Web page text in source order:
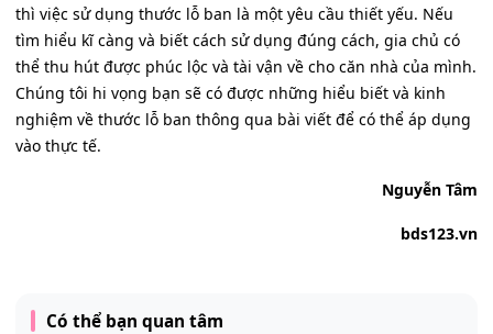
thì việc sử dụng thước lỗ ban là một yêu cầu thiết yếu. Nếu
tìm hiểu kĩ càng và biết cách sử dụng đúng cách, gia chủ có
thể thu hút được phúc lộc và tài vận về cho căn nhà của mình.
Chúng tôi hi vọng bạn sẽ có được những hiểu biết và kinh
nghiệm về thước lỗ ban thông qua bài viết để có thể áp dụng
vào thực tế.
Nguyễn Tâm
bds123.vn
Có thể bạn quan tâm